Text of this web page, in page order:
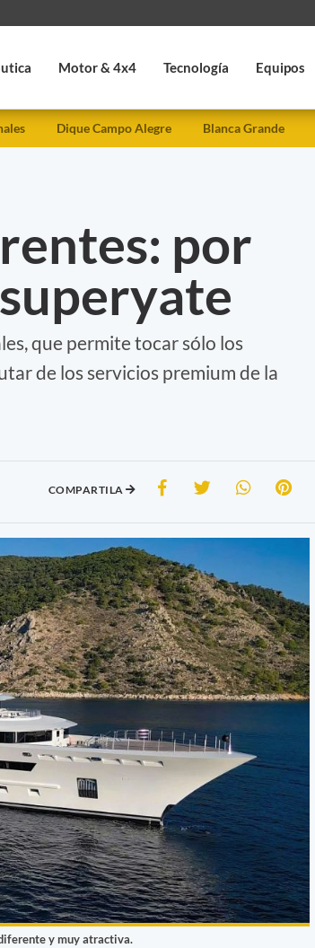
Motor & 4x4 Tecnología Equipos
Dique Campo Alegre Blanca Grande
por
que permite tocar sólo los
de los servicios premium de la
COMPARTILA
y muy atractiva.